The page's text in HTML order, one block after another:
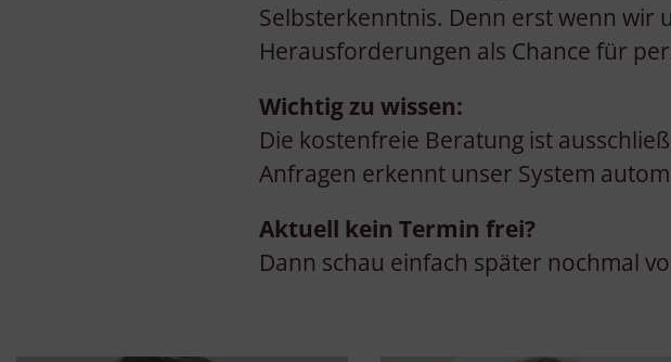
Selbsterkenntnis. Denn erst wenn wir
Herausforderungen als Chance für
Wichtig zu wissen:
Die kostenfreie Beratung ist
Anfragen erkennt unser System
Aktuell kein Termin frei?
Dann schau einfach später nochmal